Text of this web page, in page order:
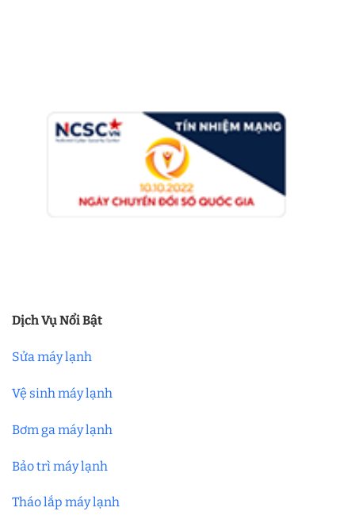
Dịch Vụ Nổi Bật
Sửa máy lạnh
Vệ sinh máy lạnh
Bơm ga máy lạnh
Bảo trì máy lạnh
Tháo lắp máy lạnh